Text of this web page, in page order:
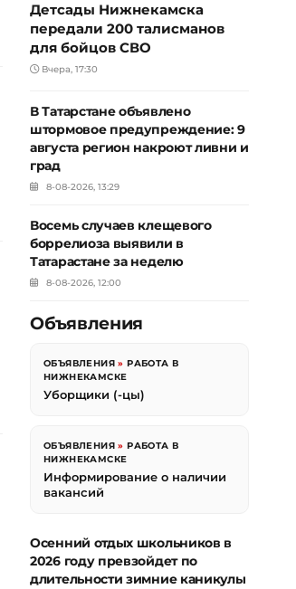
Детсады Нижнекамска
передали 200 талисманов
для бойцов СВО
Вчера, 17:30
В Татарстане объявлено
штормовое предупреждение: 9
августа регион накроют ливни и
град
8-08-2026, 13:29
Восемь случаев клещевого
боррелиоза выявили в
Татарастане за неделю
8-08-2026, 12:00
Объявления
ОБЪЯВЛЕНИЯ »РАБОТА В
НИЖНЕКАМСКЕ
Уборщики (-цы)
ОБЪЯВЛЕНИЯ »РАБОТА В
НИЖНЕКАМСКЕ
Информирование о наличии
вакансий
Осенний отдых школьников в
2026 году превзойдет по
длительности зимние каникулы